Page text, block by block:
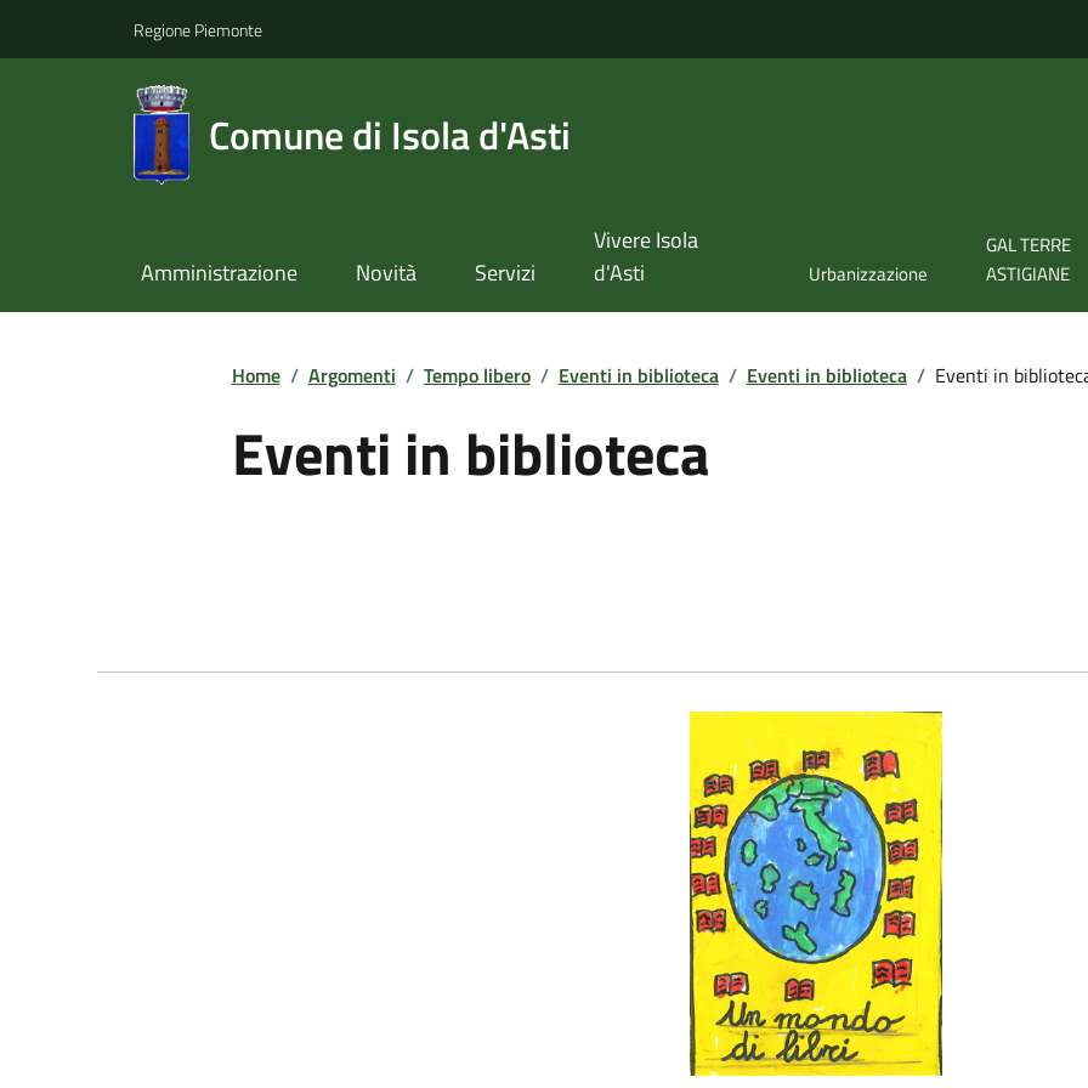
Regione Piemonte
Comune di Isola d'Asti
Amministrazione Novità Servizi
Vivere Isola
d'Asti
Urbanizzazione
GAL TERRE
ASTIGIANE
Home / Argomenti / Tempo libero / Eventi in biblioteca / Eventi in biblioteca / Eventi in
Eventi in biblioteca